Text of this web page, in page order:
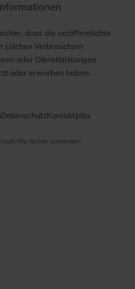
dass die veröffentlichte
solchen Verbrauchern
oder Dienstleistungen
oder erworben haben.
DatenschutzKontakt Jobs
Alle Rechte vorbehalten